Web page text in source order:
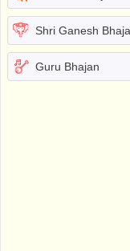
Shri Ganesh
Guru Bhajan